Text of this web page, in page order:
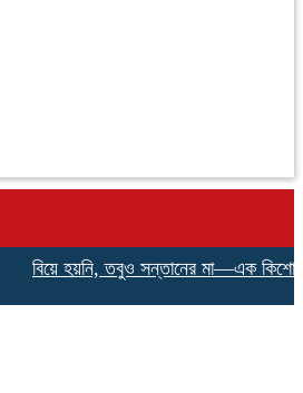
বিয়ে হয়নি, তবুও সন্তানের মা—এক কিশোরীর না